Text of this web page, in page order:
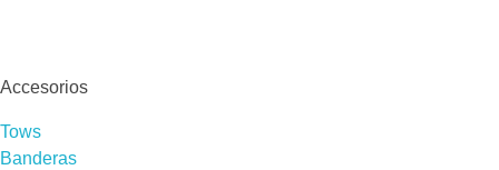
Accesorios
Tows
Banderas